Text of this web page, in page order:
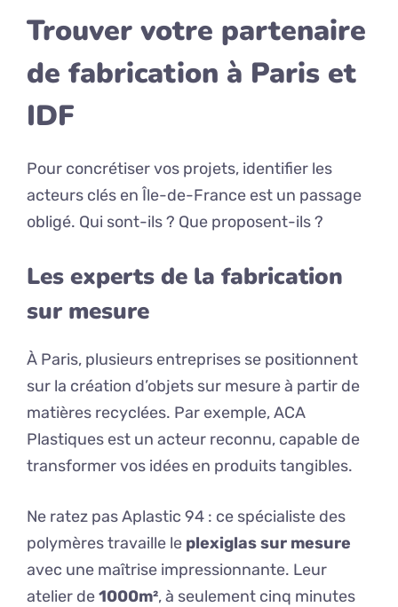
Trouver votre partenaire
de fabrication à Paris et
IDF
Pour concrétiser vos projets, identifier les
acteurs clés en Île-de-France est un passage
obligé. Qui sont-ils ? Que proposent-ils ?
Les experts de la fabrication
sur mesure
À Paris, plusieurs entreprises se positionnent
sur la création d’objets sur mesure à partir de
matières recyclées. Par exemple, ACA
Plastiques est un acteur reconnu, capable de
transformer vos idées en produits tangibles.
Ne ratez pas Aplastic 94 : ce spécialiste des
polymères travaille le plexiglas sur mesure
avec une maîtrise impressionnante. Leur
atelier de1000m², à seulement cinq minutes